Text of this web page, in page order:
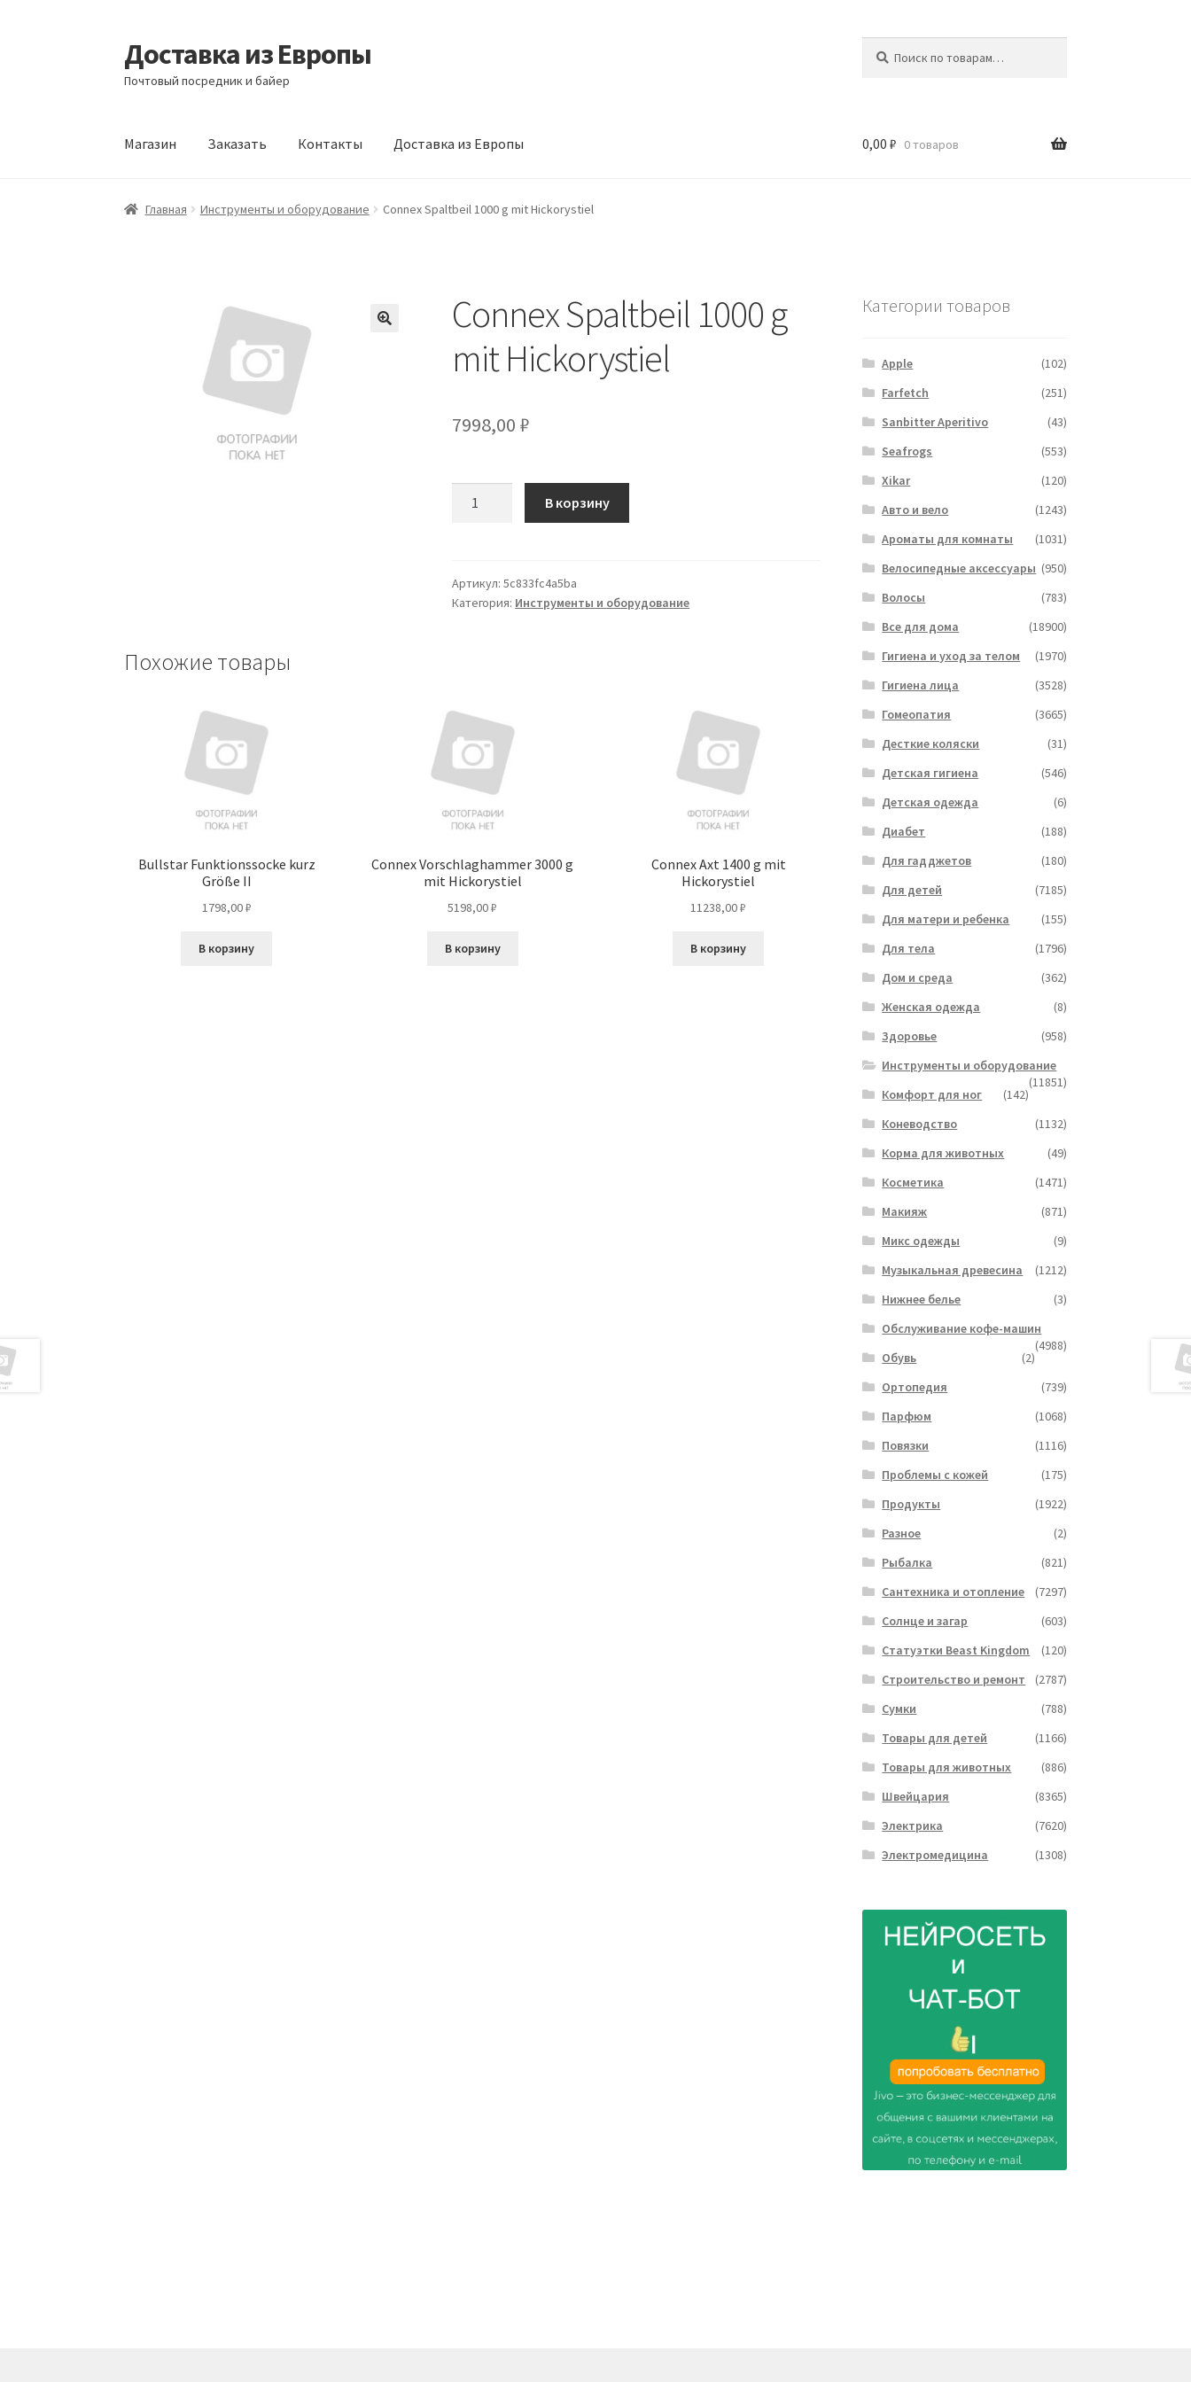
Перейти
к
навигации
Перейти
к
содержимому
Доставка из Европы
Почтовый посредник и байер
Магазин Заказать Контакты Доставка из Европы
Главная Доставка из Европы Контакты Корзина Мой аккаунт Оформление заказа
0,00 ₽ 0 товаров
Главная Инструменты и оборудование Connex Spaltbeil 1000 g mit Hickorystiel
Connex Spaltbeil 1000 g
mit Hickorystiel
7998,00₽
1000
g
В корзину
Артикул:5c833fc4a5ba
Категория: Инструменты и оборудование
Похожие товары
Bullstar Funktionssocke kurz
Größe II
1798,00₽
В корзину
Connex Vorschlaghammer 3000 g
mit Hickorystiel
5198,00₽
В корзину
Connex Axt 1400 g mit
Hickorystiel
11238,00₽
В корзину
Категории товаров
Apple
(102)
Farfetch
(251)
Sanbitter Aperitivo
(43)
Seafrogs
(553)
Xikar
(120)
Авто и вело
(1243)
Ароматы для комнаты
(1031)
Велосипедные аксессуары (950)
Волосы
(783)
Все для дома
(18900)
Гигиена и уход за телом
(1970)
Гигиена лица
(3528)
Гомеопатия
(3665)
Десткие коляски
(31)
Детская гигиена
(546)
Детская одежда
(6)
Диабет
(188)
Для гадджетов
(180)
Для детей
(7185)
Для матери и ребенка
(155)
Для тела
(1796)
Дом и среда
(362)
Женская одежда
(8)
Здоровье
(958)
Инструменты и оборудование
(11851)
Комфорт для ног
(142)
Коневодство
(1132)
Корма для животных
(49)
Косметика
(1471)
Макияж
(871)
Микс одежды
(9)
Музыкальная древесина
(1212)
Нижнее белье
(3)
Обслуживание кофе-машин
(4988)
Обувь
(2)
Ортопедия
(739)
Парфюм
(1068)
Повязки
(1116)
Проблемы с кожей
(175)
Продукты
(1922)
Разное
(2)
Рыбалка
(821)
Сантехника и отопление
(7297)
Солнце и загар
(603)
Статуэтки Beast Kingdom
(120)
Строительство и ремонт
(2787)
Сумки
(788)
Товары для детей
(1166)
Товары для животных
(886)
Швейцария
(8365)
Электрика
(7620)
Электромедицина
(1308)